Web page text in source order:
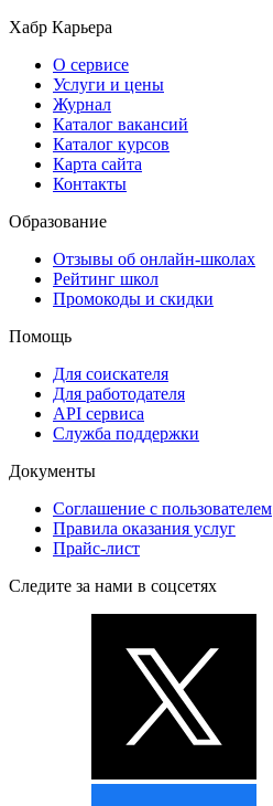
Хабр Карьера
О сервисе
Услуги и цены
Журнал
Каталог вакансий
Каталог курсов
Карта сайта
Контакты
Образование
Отзывы об онлайн-школах
Рейтинг школ
Промокоды и скидки
Помощь
Для соискателя
Для работодателя
API сервиса
Служба поддержки
Документы
Соглашение с пользователем
Правила оказания услуг
Прайс-лист
Следите за нами в соцсетях